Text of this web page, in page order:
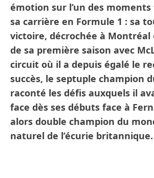
émotion sur l’un des
sa carrière en Formule 1 : sa
victoire, décrochée à Montréal
de sa première saison avec
circuit où il a depuis égalé le
succès, le septuple champion
raconté les défis auxquels il
face dès ses débuts face à
alors double champion du
naturel de l’écurie britannique.